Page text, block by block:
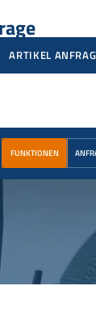
ARTIKEL
FUNKTIONEN